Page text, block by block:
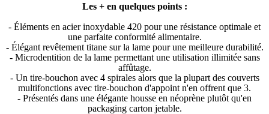
Les + en quelques points :
- Éléments en acier inoxydable 420 pour une résistance optimale et
une parfaite conformité alimentaire.
- Élégant revêtement titane sur la lame pour une meilleure durabilité.
- Microdentition de la lame permettant une utilisation illimitée sans
affûtage.
- Un tire-bouchon avec 4 spirales alors que la plupart des couverts
multifonctions avec tire-bouchon d'appoint n'en offrent que 3.
- Présentés dans une élégante housse en néoprène plutôt qu'en
packaging carton jetable.